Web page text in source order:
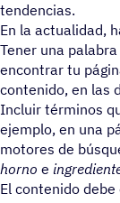
tendencias.
En la actualidad,
Tener una
encontrar tu
contenido, en las
Incluir términos
ejemplo, en una
motores de
horno e
El contenido